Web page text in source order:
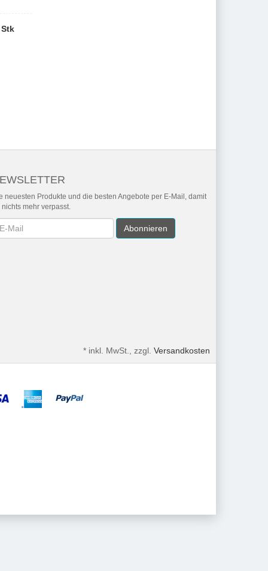
neuesten Produkte und die besten Angebote per E-Mail, damit
nichts mehr verpasst.
Abonnieren
* inkl. MwSt., zzgl. Versandkosten